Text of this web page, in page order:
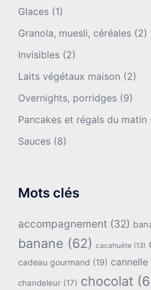
Glaces (1)
Granola, muesli, céréales (2)
Invisibles (2)
Laits végétaux maison (2)
Overnights, porridges (9)
Pancakes et régals du matin
Sauces (8)
Mots clés
accompagnement (32)
banane (62) cacahuète (13)
cadeau gourmand (19) cannelle
chandeleur (17) chocolat